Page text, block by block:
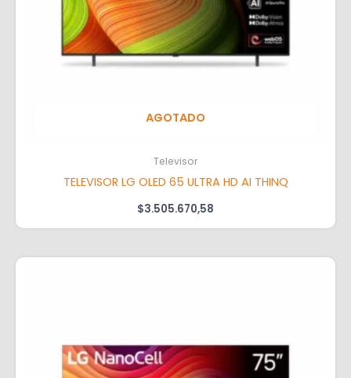
AGOTADO
Televisor
TELEVISOR LG OLED 65 ULTRA HD AI THINQ
$3.505.670,58